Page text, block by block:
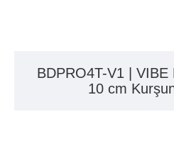
BDPRO4T-V1 | VIBE
10 cm